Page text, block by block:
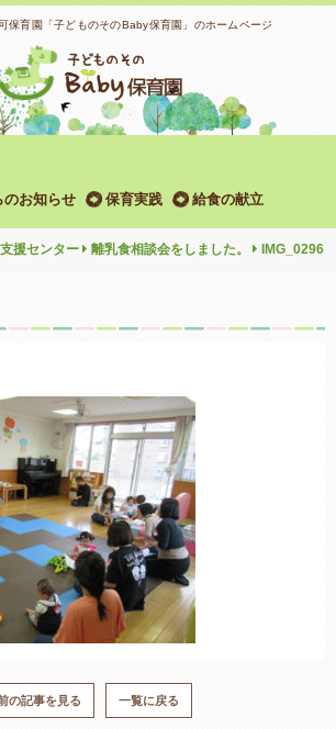
保育園「子どものそのBaby保育園」のホームページ
のお知らせ 保育実践 給食の献立
支援センター 離乳食相談会をしました。 IMG_0296
の記事を見る 一覧に戻る